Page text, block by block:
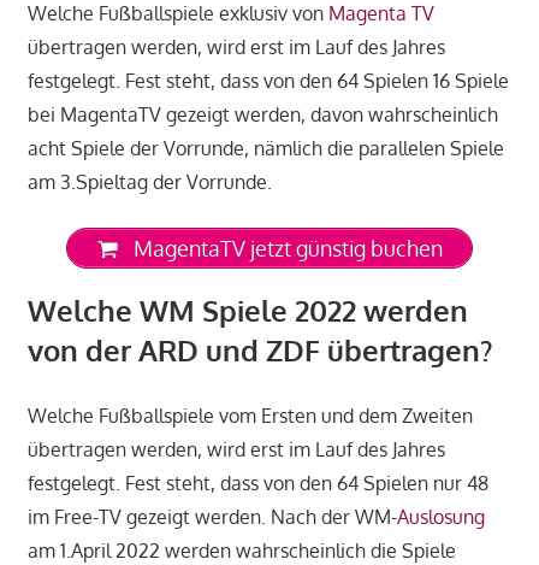
Welche Fußballspiele exklusiv von Magenta TV
übertragen werden, wird erst im Lauf des Jahres
festgelegt. Fest steht, dass von den 64 Spielen 16 Spiele
bei MagentaTV gezeigt werden, davon wahrscheinlich
acht Spiele der Vorrunde, nämlich die parallelen Spiele
am 3.Spieltag der Vorrunde.
MagentaTV jetzt günstig buchen
Welche WM Spiele 2022 werden
von der ARD und ZDF übertragen?
Welche Fußballspiele vom Ersten und dem Zweiten
übertragen werden, wird erst im Lauf des Jahres
festgelegt. Fest steht, dass von den 64 Spielen nur 48
im Free-TV gezeigt werden. Nach der WM-Auslosung
am 1.April 2022 werden wahrscheinlich die Spiele